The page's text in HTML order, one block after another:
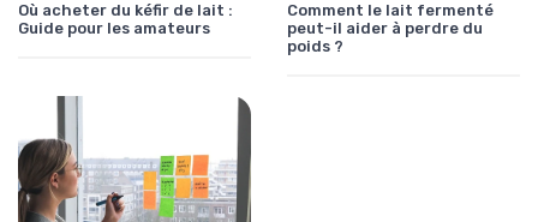
Où acheter du kéfir de lait :
Guide pour les amateurs
Comment le lait fermenté
peut-il aider à perdre du
poids ?